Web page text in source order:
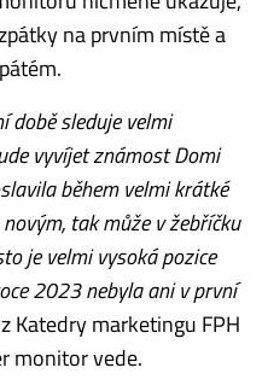
na prvním místě a
době sleduje velmi
vyvíjet známost Domi
během velmi krátké
tak může v žebříčku
je velmi vysoká pozice
2023 nebyla ani v první
Katedry marketingu FPH
monitor vede.